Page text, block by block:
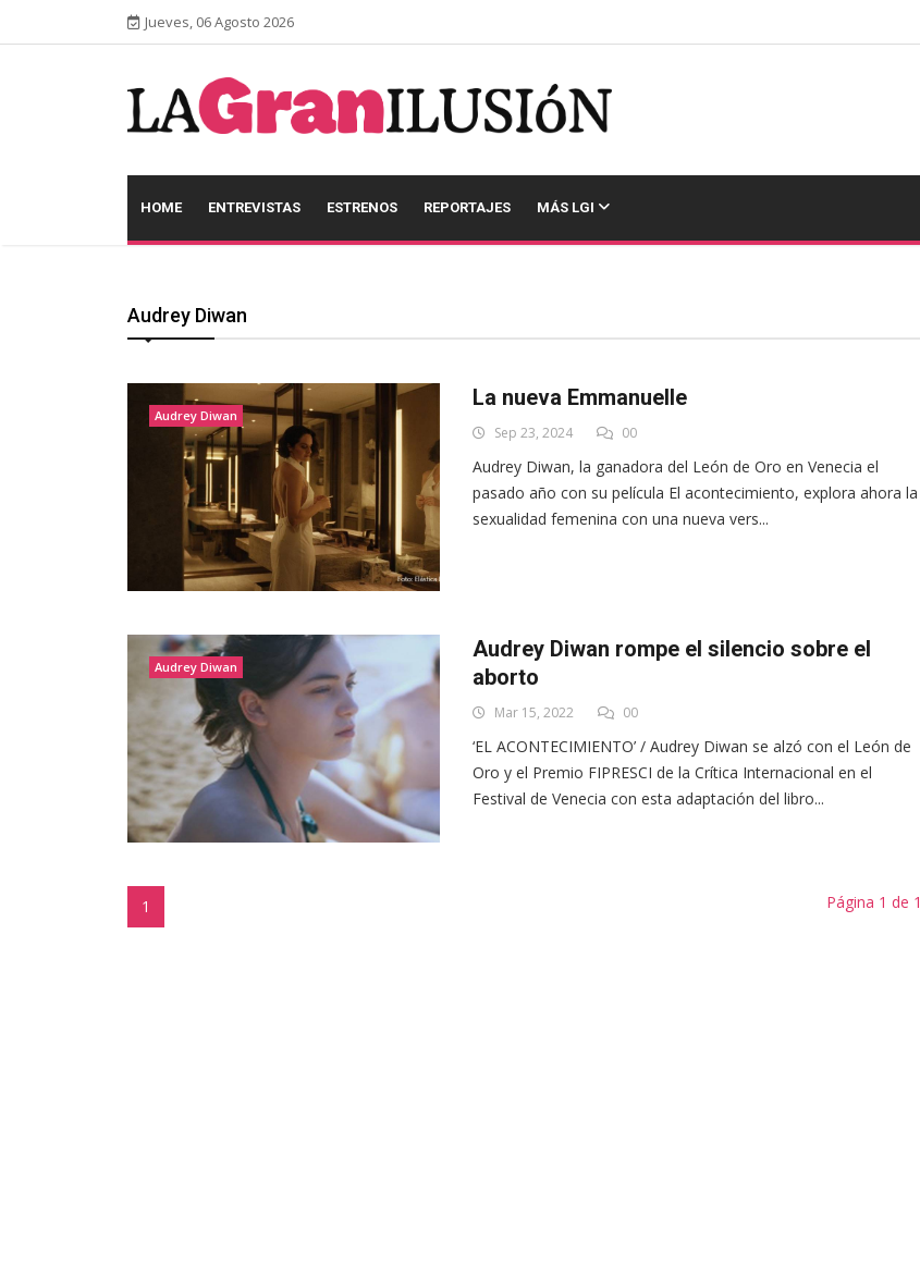
Jueves, 06 Agosto 2026
HOME ENTREVISTAS ESTRENOS REPORTAJES MÁS LGI
Audrey Diwan
Audrey Diwan
La nueva Emmanuelle
Sep 23, 2024 00
Audrey Diwan, la ganadora del León de Oro en Venecia el
pasado año con su película El acontecimiento, explora ahora la
sexualidad femenina con una nueva vers...
Audrey Diwan
Audrey Diwan rompe el silencio sobre el
aborto
Mar 15, 2022 00
‘EL ACONTECIMIENTO’ / Audrey Diwan se alzó con el León de
Oro y el Premio FIPRESCI de la Crítica Internacional en el
Festival de Venecia con esta adaptación del libro...
1 Página 1 de 1